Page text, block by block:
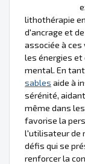
lithothérapie
d'ancrage et
associée à
les énergies
mental. En
sables aide à
sérénité,
même dans
favorise la
l'utilisateur de
défis qui se
renforcer la